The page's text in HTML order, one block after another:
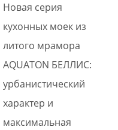
Новая серия
кухонных моек из
литого мрамора
AQUATON БЕЛЛИС:
урбанистический
характер и
максимальная